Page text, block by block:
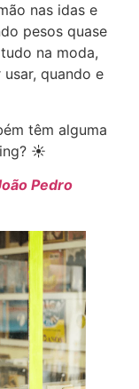
nas idas e
pesos quase
na moda,
quando e
têm alguma
☀
Pedro